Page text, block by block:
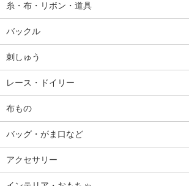
糸・布・リボン・道具
バックル
刺しゅう
レース・ドイリー
布もの
バッグ・がま口など
アクセサリー